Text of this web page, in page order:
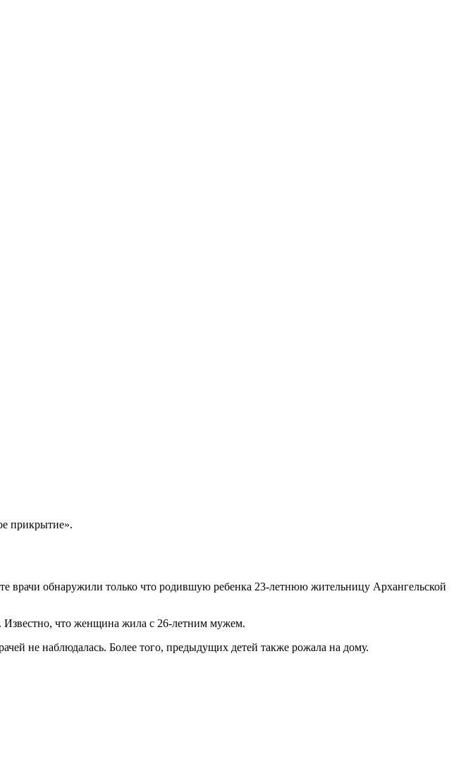
прикрытие».
врачи обнаружили только что родившую ребенка 23-летнюю жительницу Архангельской
Известно, что женщина жила с 26-летним мужем.
не наблюдалась. Более того, предыдущих детей также рожала на дому.